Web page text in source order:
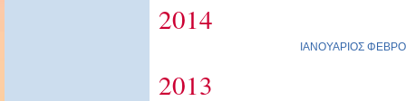
2014
ΙΑΝΟΥΑΡΙΟΣ
2013